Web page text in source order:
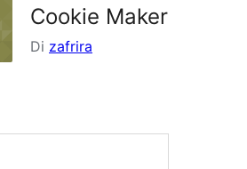
Cookie Maker
Di zafrira